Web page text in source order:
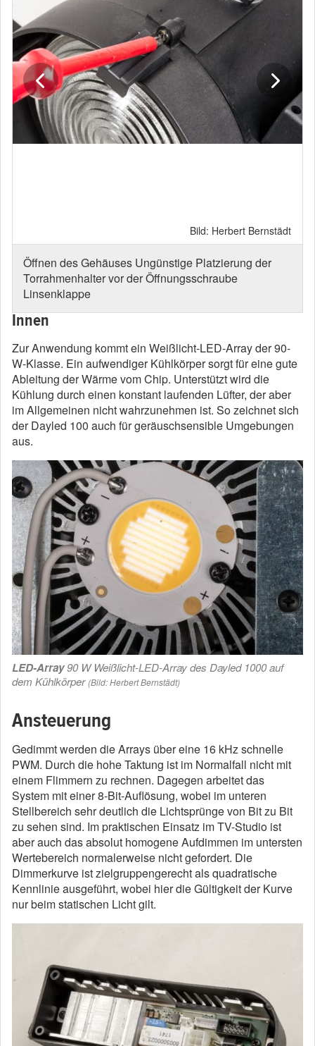
Platzierung der
Bild:
Torklappenverriegelung beim Dayled
erkennen: die leichte Noppe zum
Innen
Zur Anwendung kommt ein Weißlicht-LED-Array der 90-
W-Klasse. Ein aufwendiger Kühlkörper sorgt für eine gute
Ableitung der Wärme vom Chip. Unterstützt wird die
Kühlung durch einen konstant laufenden Lüfter, der aber
im Allgemeinen nicht wahrzunehmen ist. So zeichnet sich
der Dayled 100 auch für geräuschsensible Umgebungen
aus.
LED-Array90 W Weißlicht-LED-Array des Dayled 1000 auf
dem Kühlkörper (Bild: Herbert Bernstädt)
Ansteuerung
Gedimmt werden die Arrays über eine 16 kHz schnelle
PWM. Durch die hohe Taktung ist im Normalfall nicht mit
einem Flimmern zu rechnen. Dagegen arbeitet das
System mit einer 8-Bit-Auflösung, wobei im unteren
Stellbereich sehr deutlich die Lichtsprünge von Bit zu Bit
zu sehen sind. Im praktischen Einsatz im TV-Studio ist
aber auch das absolut homogene Aufdimmen im untersten
Wertebereich normalerweise nicht gefordert. Die
Dimmerkurve ist zielgruppengerecht als quadratische
Kennlinie ausgeführt, wobei hier die Gültigkeit der Kurve
nur beim statischen Licht gilt.